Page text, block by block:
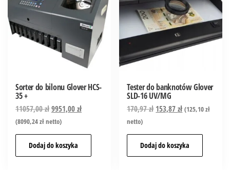
Sorter do bilonu Glover HCS-
35 +
11057,00zł9951,00zł
(8090,24złnetto)
Dodaj do koszyka
Tester do banknotów Glover
SLD-16 UV/MG
170,97zł 153,87zł (125,10zł
netto)
Dodaj do koszyka